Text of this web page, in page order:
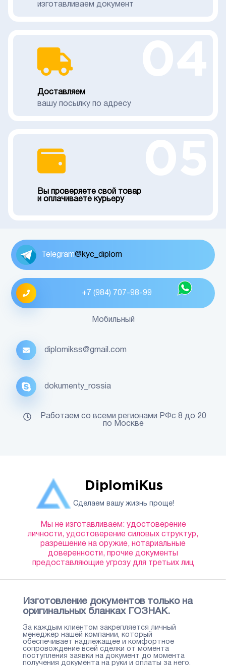
изготавливаем документ
Доставляем
вашу посылку по адресу
Вы проверяете свой товар
и оплачиваете курьеру
DiplomiKus
Сделаем вашу жизнь проще!
Мы не изготавливаем: удостоверение
личности, удостоверение силовых структур,
разрешение на оружие, нотариальные
доверенности, прочие документы
предоставляющие угрозу для третьих лиц
Изготовление документов только на
оригинальных бланках ГОЗНАК.
За каждым клиентом закрепляется личный
менеджер нашей компании, который
обеспечивает надлежащее и комфортное
сопровождение всей сделки от момента
поступления заявки на документ до момента
получения документа на руки и оплаты за него.
Telegram@kyc_diplom
+7 (984) 707-98-99
Мобильный
diplomikss@gmail.com
dokumenty_rossia
Работаем со всеми регионами РФс 8 до 20
по Москве